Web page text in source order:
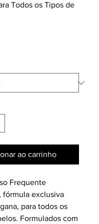
Todos os Tipos de
ao carrinho
Frequente
fórmula exclusiva
para todos os
Formulados com